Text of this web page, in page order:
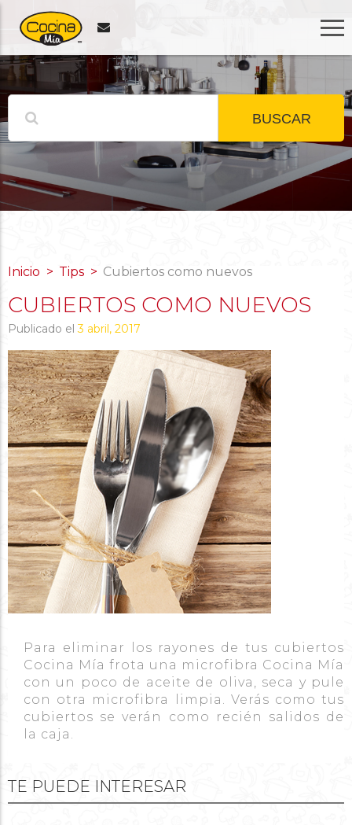
BUSCAR
Inicio Tips Cubiertos como nuevos
CUBIERTOS COMO NUEVOS
Publicado el3 abril, 2017
Para eliminar los rayones de tus cubiertos
Cocina Mía frota una microfibra Cocina Mía
con un poco de aceite de oliva, seca y pule
con otra microfibra limpia. Verás como tus
cubiertos se verán como recién salidos de
la caja.
TE PUEDE INTERESAR